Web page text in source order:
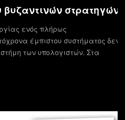
στρατηγών
ενός πλήρως
έμπιστου συστήματος δεν
των υπολογιστών. Στα